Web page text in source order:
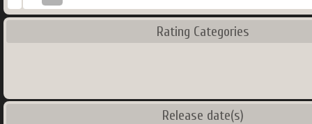
Rating Categories
Release date(s)